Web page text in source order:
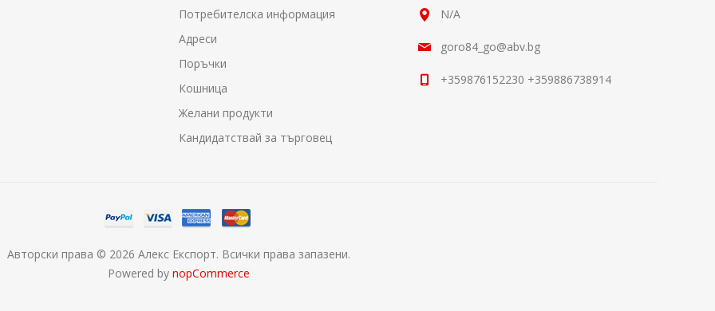
Потребителска информация
Адреси
Поръчки
Кошница
Желани продукти
Кандидатствай за търговец
N/A
goro84_go@abv.bg
+359876152230 +359886738914
Авторски права © 2026 Алекс Експорт. Всички права запазени.
Powered by nopCommerce